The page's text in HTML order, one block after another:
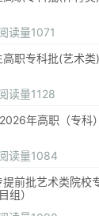
读量1071
职专科批(艺术类
读量1128
年高职（专科
读量1084
前批艺术类院校
组）